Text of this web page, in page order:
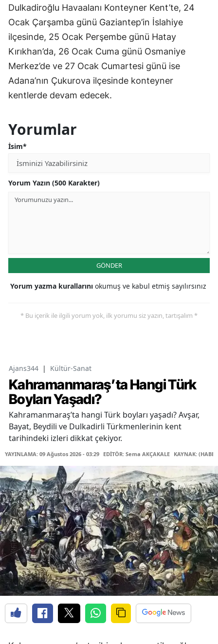
Dulkadiroğlu Havaalanı Konteyner Kent’te, 24
Ocak Çarşamba günü Gaziantep’in İslahiye
ilçesinde, 25 Ocak Perşembe günü Hatay
Kırıkhan’da, 26 Ocak Cuma günü Osmaniye
Merkez’de ve 27 Ocak Cumartesi günü ise
Adana’nın Çukurova ilçesinde konteyner
kentlerde devam edecek.
Yorumlar
İsim*
Yorum Yazın (500 Karakter)
GÖNDER
Yorum yazma kurallarını okumuş ve kabul etmiş sayılırsınız
* Bu içerik ile ilgili yorum yok, ilk yorumu siz yazın, tartışalım *
Ajans344 | Kültür-Sanat
Kahramanmaraş’ta Hangi Türk
Boyları Yaşadı?
Kahramanmaraş’ta hangi Türk boyları yaşadı? Avşar,
Bayat, Beydili ve Dulkadirli Türkmenlerinin kent
tarihindeki izleri dikkat çekiyor.
YAYINLAMA: 09 Ağustos 2026 - 03:29 EDİTÖR: Sema AKÇAKALE KAYNAK: